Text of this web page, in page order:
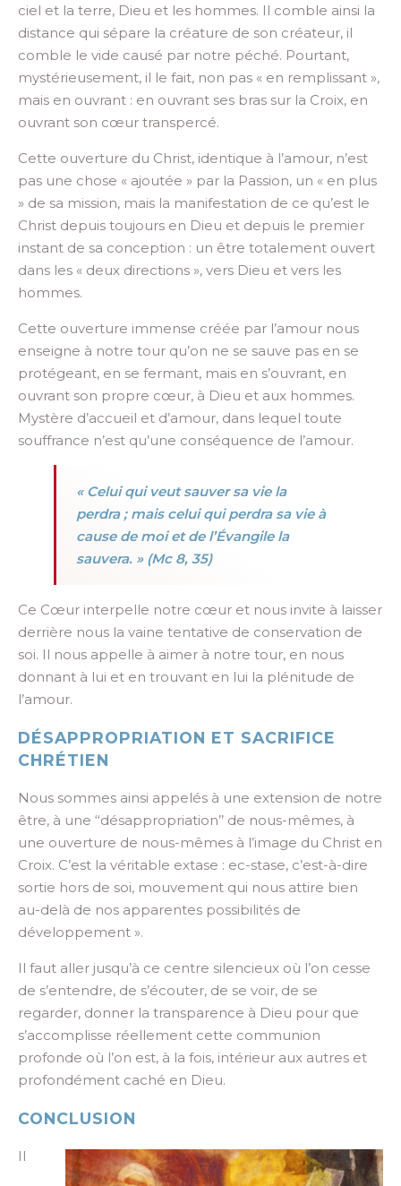
ciel et la terre, Dieu et les hommes. Il comble ainsi la
distance qui sépare la créature de son créateur, il
comble le vide causé par notre péché. Pourtant,
mystérieusement, il le fait, non pas « en remplissant »,
mais en ouvrant : en ouvrant ses bras sur la Croix, en
ouvrant son cœur transpercé.
Cette ouverture du Christ, identique à l’amour, n’est
pas une chose « ajoutée » par la Passion, un « en plus
» de sa mission, mais la manifestation de ce qu’est le
Christ depuis toujours en Dieu et depuis le premier
instant de sa conception : un être totalement ouvert
dans les « deux directions », vers Dieu et vers les
hommes.
Cette ouverture immense créée par l’amour nous
enseigne à notre tour qu’on ne se sauve pas en se
protégeant, en se fermant, mais en s’ouvrant, en
ouvrant son propre cœur, à Dieu et aux hommes.
Mystère d’accueil et d’amour, dans lequel toute
souffrance n’est qu’une conséquence de l’amour.
« Celui qui veut sauver sa vie la
perdra ; mais celui qui perdra sa vie à
cause de moi et de l’Évangile la
sauvera. » (Mc 8, 35)
Ce Cœur interpelle notre cœur et nous invite à laisser
derrière nous la vaine tentative de conservation de
soi. Il nous appelle à aimer à notre tour, en nous
donnant à lui et en trouvant en lui la plénitude de
l’amour.
DÉSAPPROPRIATION ET SACRIFICE
CHRÉTIEN
Nous sommes ainsi appelés à une extension de notre
être, à une ‘‘désappropriation’’ de nous-mêmes, à
une ouverture de nous-mêmes à l’image du Christ en
Croix. C’est la véritable extase : ec-stase, c’est-à-dire
sortie hors de soi, mouvement qui nous attire bien
au-delà de nos apparentes possibilités de
développement ».
Il faut aller jusqu’à ce centre silencieux où l’on cesse
de s’entendre, de s’écouter, de se voir, de se
regarder, donner la transparence à Dieu pour que
s’accomplisse réellement cette communion
profonde où l’on est, à la fois, intérieur aux autres et
profondément caché en Dieu.
CONCLUSION
Il